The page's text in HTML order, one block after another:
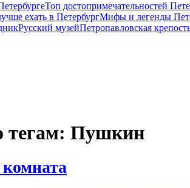
Топ достопримечательностей
ехать в ПетербургМифы и легенды
Русский музейПетропавловская
тегам: Пушкин